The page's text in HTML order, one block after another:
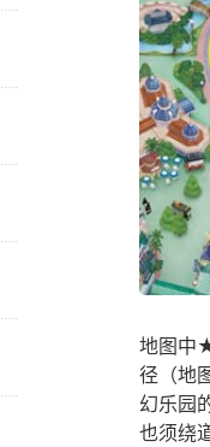
地图中
径（地
幻乐园
也须绕